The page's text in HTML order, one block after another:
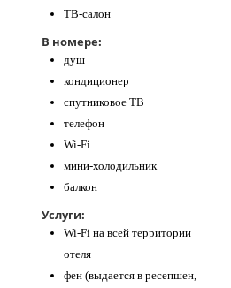
ТВ-салон
В номере:
душ
кондиционер
спутниковое ТВ
телефон
Wi-Fi
мини-холодильник
балкон
Услуги:
Wi-Fi на всей территории
отеля
фен (выдается в ресепшен,